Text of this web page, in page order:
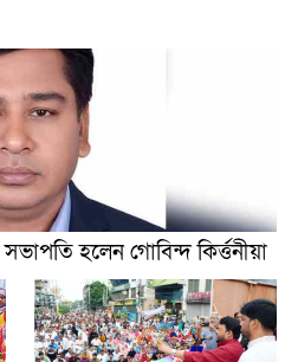
হলেন গোবিন্দ কির্ত্তনীয়া